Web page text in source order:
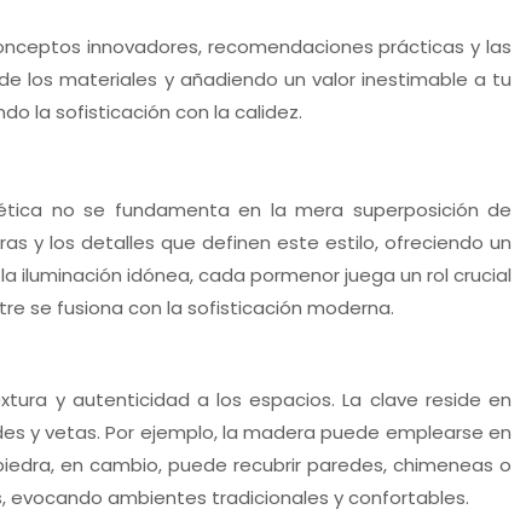
innovadores, recomendaciones prácticas y las
los materiales y añadiendo un valor inestimable a tu
la sofisticación con la calidez.
no se fundamenta en la mera superposición de
y los detalles que definen este estilo, ofreciendo un
idónea, cada pormenor juega un rol crucial
se fusiona con la sofisticación moderna.
y autenticidad a los espacios. La clave reside en
y vetas. Por ejemplo, la madera puede emplearse en
en cambio, puede recubrir paredes, chimeneas o
evocando ambientes tradicionales y confortables.